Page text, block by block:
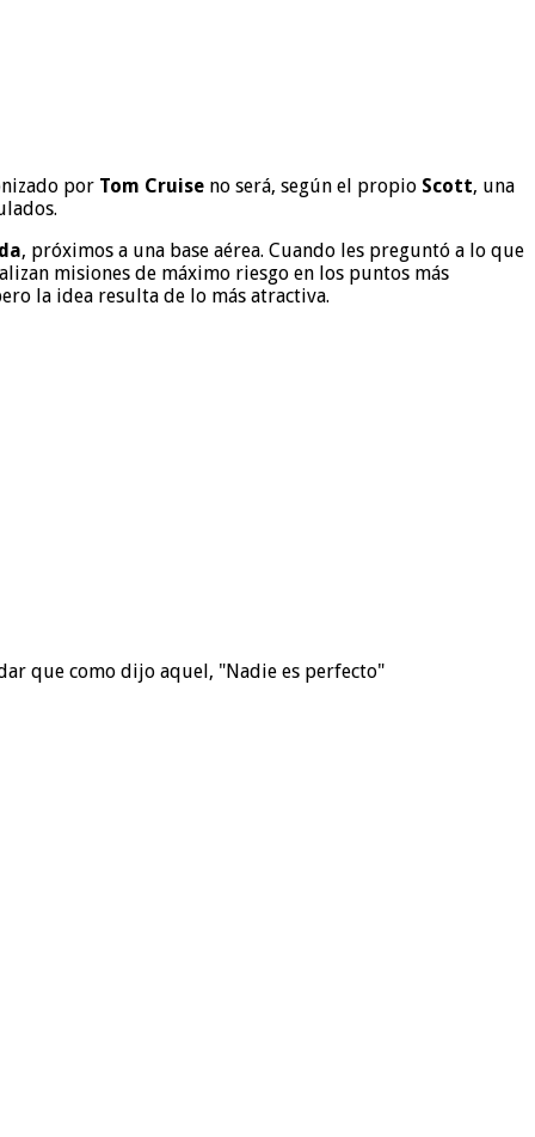
por Tom Cruise no será, según el propio Scott, una
, próximos a una base aérea. Cuando les preguntó a lo que
misiones de máximo riesgo en los puntos más
la idea resulta de lo más atractiva.
que como dijo aquel, "Nadie es perfecto"